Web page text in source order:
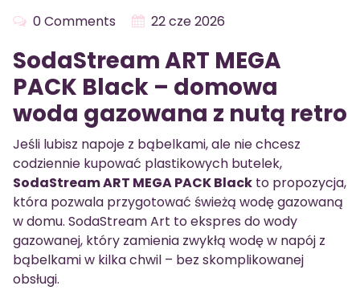
0 Comments 22 cze 2026
SodaStream ART MEGA
PACK Black – domowa
woda gazowana z nutą retro
Jeśli lubisz napoje z bąbelkami, ale nie chcesz
codziennie kupować plastikowych butelek,
SodaStream ART MEGA PACK Black to propozycja,
która pozwala przygotować świeżą wodę gazowaną
w domu. SodaStream Art to ekspres do wody
gazowanej, który zamienia zwykłą wodę w napój z
bąbelkami w kilka chwil – bez skomplikowanej
obsługi.